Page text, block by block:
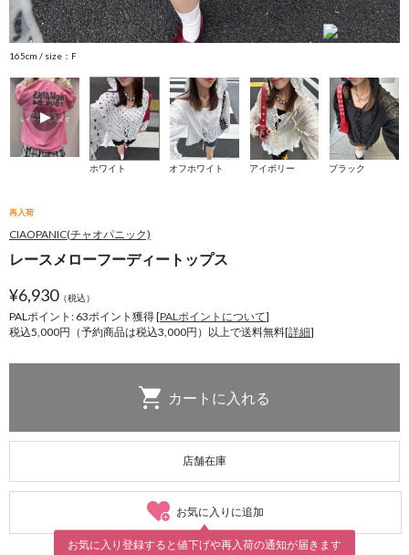
165cm / size：F
ホワイト オフホワイト アイボリー ブラック
再入荷
CIAOPANIC(チャオパニック)
レースメローフーディートップス
¥6,930（税込）
PALポイント: 63ポイント獲得 [PALポイントについて]
税込5,000円（予約商品は税込3,000円）以上で送料無料[詳細]
店舗在庫
お気に入りに追加
お気に入り登録すると値下げや再入荷の通知が届きます